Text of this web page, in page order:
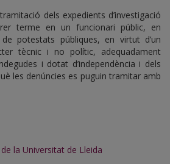
dels expedients d’investigació
terme en un funcionari públic, en
potestats públiques, en virtut d’un
tècnic i no polític, adequadament
i dotat d’independència i dels
les denúncies es puguin tramitar amb
la Universitat de Lleida